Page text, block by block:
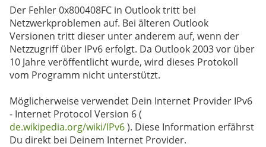
Der Fehler 0x800408FC in Outlook tritt bei
Netzwerkproblemen auf. Bei älteren Outlook
Versionen tritt dieser unter anderem auf, wenn der
Netzzugriff über IPv6 erfolgt. Da Outlook 2003 vor über
10 Jahre veröffentlicht wurde, wird dieses Protokoll
vom Programm nicht unterstützt.
Möglicherweise verwendet Dein Internet Provider IPv6
- Internet Protocol Version 6 (
de.wikipedia.org/wiki/IPv6). Diese Information erfährst
Du direkt bei Deinem Internet Provider.